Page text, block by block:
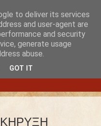
ΕΚΜΕΤΑΛΛΕΥΣΗΣ
- ΝΕΑ ΔΙΕΥΘΥΝΣΗ:
τηλ.210-6830305, e-
to deliver its services
and user-agent are
and security
generate usage
abuse.
GOT IT